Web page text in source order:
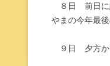
８日 前日に
やまの今年最後
９日 夕方か